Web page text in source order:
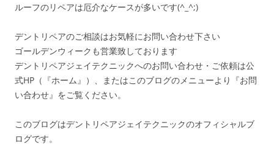
ルーフのリペアは厄介なケースが多いです(^_^;)
デントリペアのご相談はお気軽にお問い合わせ下さい
ゴールデンウィークも営業致しております
デントリペアジェイテクニックへのお問い合わせ・ご依頼は公
式HP（『ホーム』）、またはこのブログのメニューより『お問
い合わせ』をご覧ください。
このブログはデントリペアジェイテクニックのオフィシャルブ
ログです。